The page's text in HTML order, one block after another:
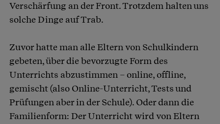
Verschärfung an der Front. Trotzdem halten uns
solche Dinge auf Trab.
Zuvor hatte man alle Eltern von Schulkindern
gebeten, über die bevorzugte Form des
Unterrichts abzustimmen – online, offline,
gemischt (also Online-Unterricht, Tests und
Prüfungen aber in der Schule). Oder dann die
Familienform: Der Unterricht wird von Eltern